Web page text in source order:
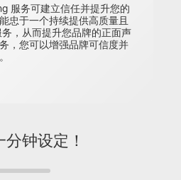
服务可建立信任并提升您的
忠于一个持续提供高质量且
，从而提升您品牌的正面声
，您可以增强品牌可信度并
钟设定！